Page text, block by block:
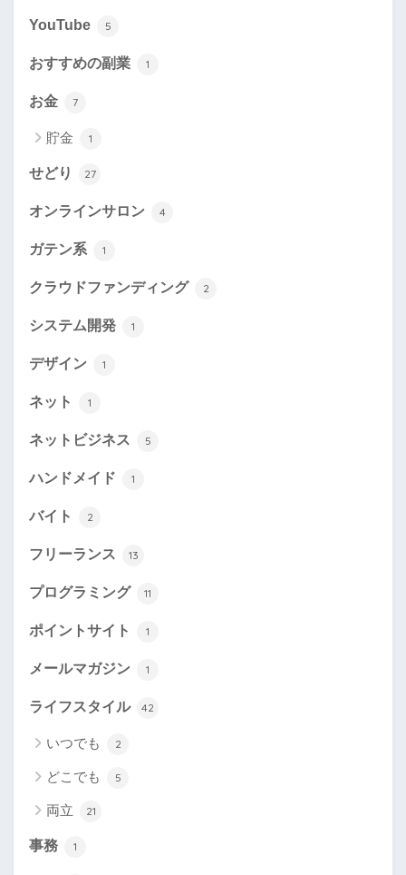
YouTube 5
おすすめの副業 1
お金 7
貯金 1
せどり 27
オンラインサロン 4
ガテン系 1
クラウドファンディング 2
システム開発 1
デザイン 1
ネット 1
ネットビジネス 5
ハンドメイド 1
バイト 2
フリーランス 13
プログラミング 11
ポイントサイト 1
メールマガジン 1
ライフスタイル 42
いつでも 2
どこでも 5
両立 21
事務 1